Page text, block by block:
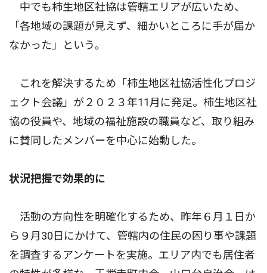
中でも柿生地区社協は管轄エリアが広いため、
「各地域の課題が見えず、細かいところに手が届か
なかった」という。
これを解決するため「柿生地区社協活性化プロジ
ェクト会議」が２０２３年11月に発足。柿生地区社
協の役員や、地域の福祉施設の職員など、取り組み
に賛同したメンバーを中心に始動した。
状況把握で効果的に
活動の方向性を明確化するため、昨年６月１日か
ら９月30日にかけて、管轄内の住民の困り事や課題
を調査するアンケートを実施。エリア内でも居住者